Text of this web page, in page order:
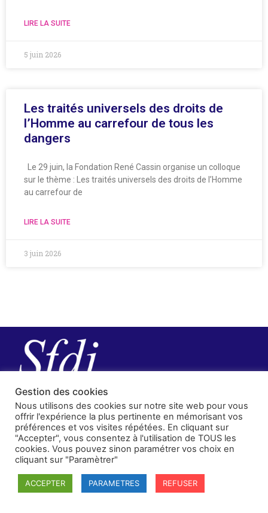
LIRE LA SUITE
5 juin 2026
Les traités universels des droits de
l’Homme au carrefour de tous les
dangers
Le 29 juin, la Fondation René Cassin organise un colloque
sur le thème : Les traités universels des droits de l’Homme
au carrefour de
LIRE LA SUITE
3 juin 2026
SFDI
Société francaise pour le Droit International
Gestion des cookies
Nous utilisons des cookies sur notre site web pour vous
offrir l'expérience la plus pertinente en mémorisant vos
préférences et vos visites répétées. En cliquant sur
"Accepter", vous consentez à l'utilisation de TOUS les
cookies. Vous pouvez sinon paramétrer vos choix en
cliquant sur "Paramètrer"
ACCEPTER PARAMETRES REFUSER